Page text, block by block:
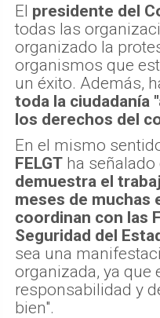
El presidente del
todas las
organizado la
organismos que
un éxito. Además,
toda la ciudadanía
los derechos del
En el mismo
FELGT ha señalado
demuestra el
meses de muchas
coordinan con las
Seguridad del
sea una
organizada, ya que
responsabilidad y
bien".